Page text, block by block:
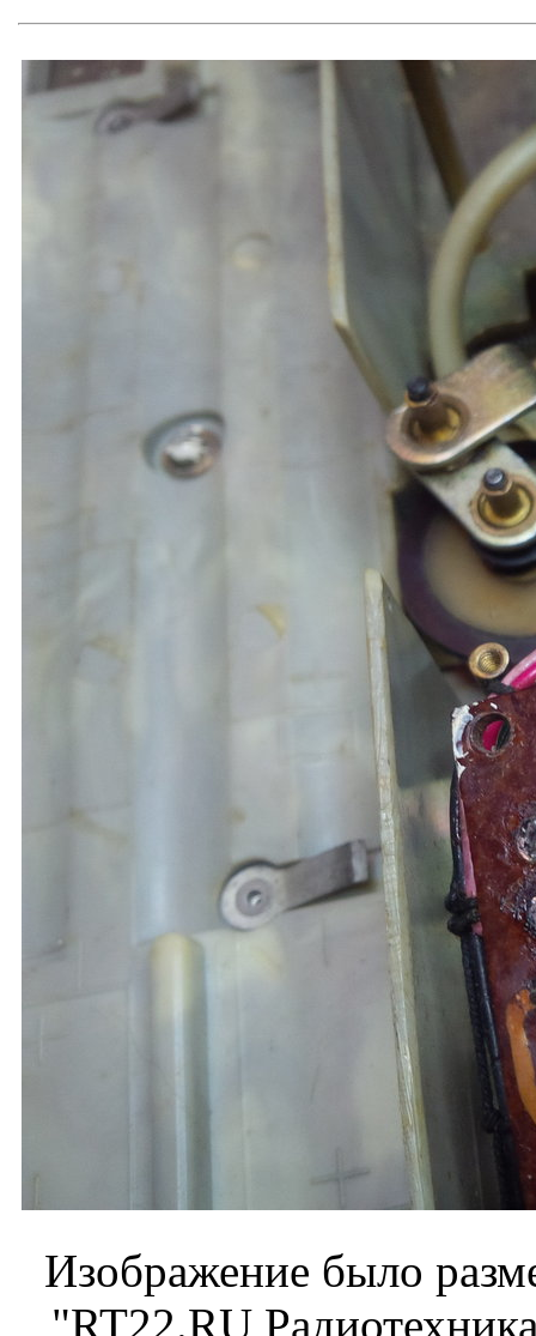
Изображение было
"RT22.RU